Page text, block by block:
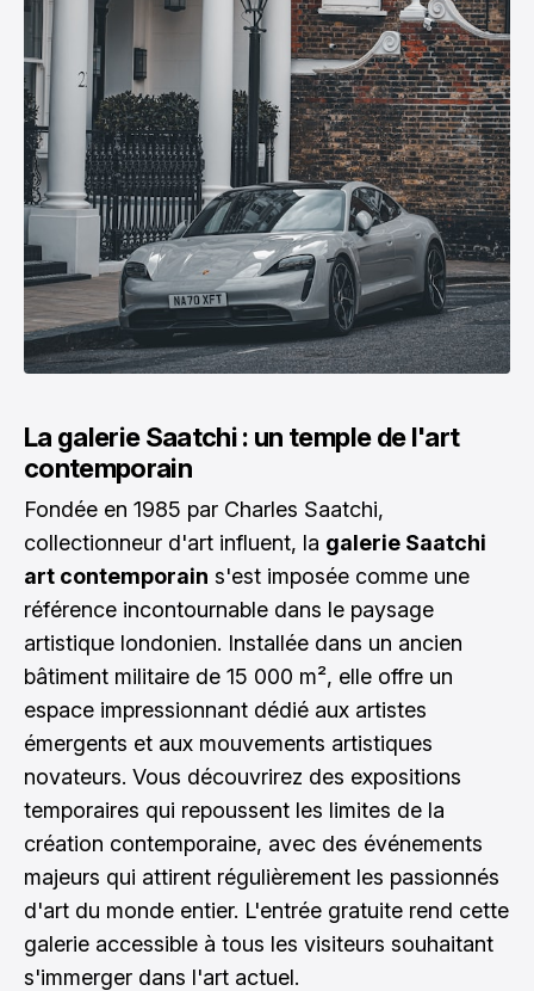
La galerie Saatchi : un temple de l'art
contemporain
Fondée en 1985 par Charles Saatchi,
collectionneur d'art influent, la galerie Saatchi
art contemporain s'est imposée comme une
référence incontournable dans le paysage
artistique londonien. Installée dans un ancien
bâtiment militaire de 15 000 m², elle offre un
espace impressionnant dédié aux artistes
émergents et aux mouvements artistiques
novateurs. Vous découvrirez des expositions
temporaires qui repoussent les limites de la
création contemporaine, avec des événements
majeurs qui attirent régulièrement les passionnés
d'art du monde entier. L'entrée gratuite rend cette
galerie accessible à tous les visiteurs souhaitant
s'immerger dans l'art actuel.